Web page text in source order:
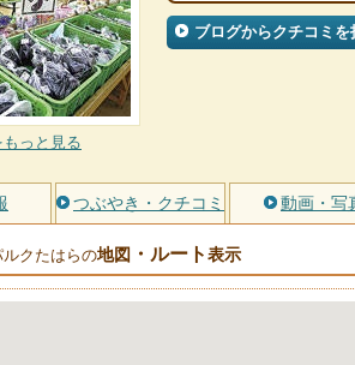
っと見る
ブログからクチコミを
つぶやき・クチコミ 動画・写
クたはらの地図 ・ルート表示